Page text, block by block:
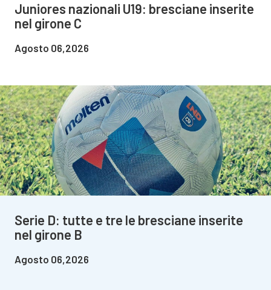
Juniores nazionali U19: bresciane inserite
nel girone C
Agosto 06,2026
Serie D: tutte e tre le bresciane inserite
nel girone B
Agosto 06,2026